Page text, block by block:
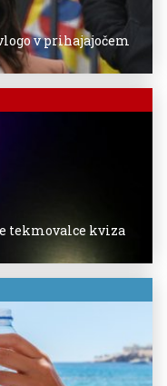
v prihajajočem
tekmovalce kviza